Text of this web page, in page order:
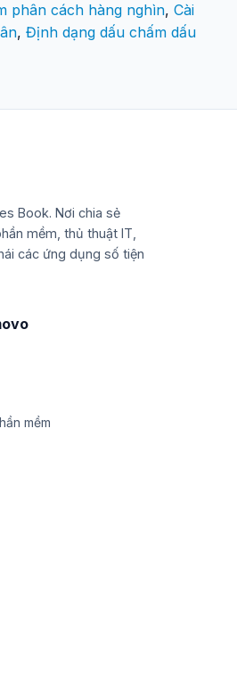
phân cách hàng nghìn,Cài
, Định dạng dấu chấm dấu
Book. Nơi chia sẻ
mềm, thủ thuật IT,
các ứng dụng số tiện
mềm